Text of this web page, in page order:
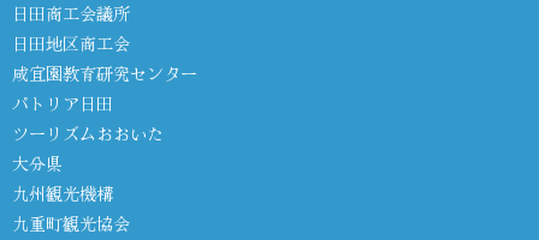
日田商工会議所
日田地区商工会
咸宜園教育研究センター
パトリア日田
ツーリズムおおいた
大分県
九州観光機構
九重町観光協会